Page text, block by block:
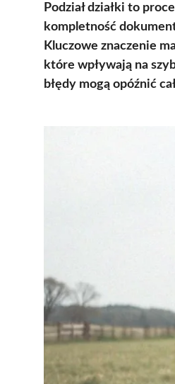
Podział działki to
kompletność
Kluczowe znaczenie
które wpływają na
błędy mogą opóźnić